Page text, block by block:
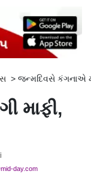
> જન્મદિવસે કંગનાએ
માફી,
day.com